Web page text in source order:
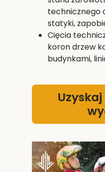
technicznego
statyki,
Cięcia
koron drzew
budynkami,